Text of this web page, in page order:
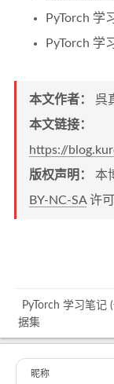
PyTorch 学
PyTorch 学
本文作者： 呉
本文链接：
https://
版权声明： 本
BY-NC-SA许可
PyTorch 学习笔记
据集
昵称